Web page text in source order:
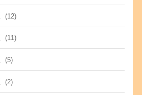
(12)
(11)
(5)
(2)